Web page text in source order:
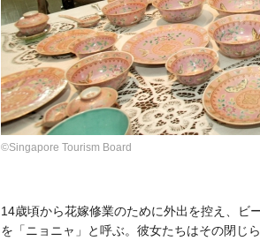
©Singapore Tourism Board
14歳頃から花嫁修業のために外出を控え、ビ
を「ニョニャ 」と呼ぶ。彼女たちはその閉じ